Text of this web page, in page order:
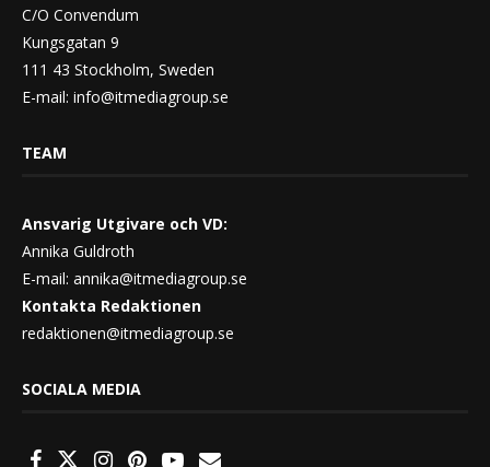
C/O Convendum
Kungsgatan 9
111 43 Stockholm, Sweden
E-mail: info@itmediagroup.se
TEAM
Ansvarig Utgivare och VD:
Annika Guldroth
E-mail: annika@itmediagroup.se
Kontakta Redaktionen
redaktionen@itmediagroup.se
SOCIALA MEDIA